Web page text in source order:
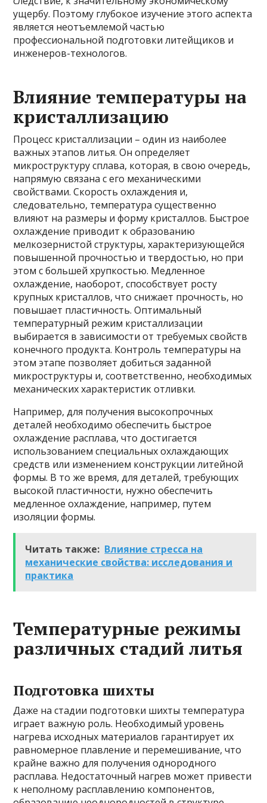
ущербу. Поэтому глубокое изучение этого аспекта
является неотъемлемой частью
профессиональной подготовки литейщиков и
инженеров-технологов.
Влияние температуры на
кристаллизацию
Процесс кристаллизации – один из наиболее
важных этапов литья. Он определяет
микроструктуру сплава, которая, в свою очередь,
напрямую связана с его механическими
свойствами. Скорость охлаждения и,
следовательно, температура существенно
влияют на размеры и форму кристаллов. Быстрое
охлаждение приводит к образованию
мелкозернистой структуры, характеризующейся
повышенной прочностью и твердостью, но при
этом с большей хрупкостью. Медленное
охлаждение, наоборот, способствует росту
крупных кристаллов, что снижает прочность, но
повышает пластичность. Оптимальный
температурный режим кристаллизации
выбирается в зависимости от требуемых свойств
конечного продукта. Контроль температуры на
этом этапе позволяет добиться заданной
микроструктуры и, соответственно, необходимых
механических характеристик отливки.
Например, для получения высокопрочных
деталей необходимо обеспечить быстрое
охлаждение расплава, что достигается
использованием специальных охлаждающих
средств или изменением конструкции литейной
формы. В то же время, для деталей, требующих
высокой пластичности, нужно обеспечить
медленное охлаждение, например, путем
изоляции формы.
Читать также: Влияние стресса на
механические свойства: исследования и
практика
Температурные режимы
различных стадий литья
Подготовка шихты
Даже на стадии подготовки шихты температура
играет важную роль. Необходимый уровень
нагрева исходных материалов гарантирует их
равномерное плавление и перемешивание, что
крайне важно для получения однородного
расплава. Недостаточный нагрев может привести
к неполному расплавлению компонентов,